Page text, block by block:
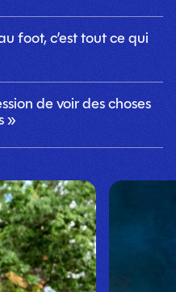
foot, c’est tout ce qui
de voir des choses
»